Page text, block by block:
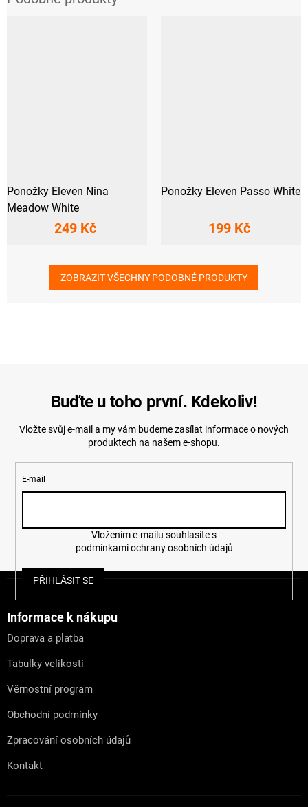
Ponožky Eleven Nina
Meadow White
249 Kč
Ponožky Eleven Passo White
199 Kč
ZOBRAZIT VŠECHNY PODOBNÉ PRODUKTY
Buďte u toho první. Kdekoliv!
Vložte svůj e-mail a my vám budeme zasílat informace o nových
produktech na našem e-shopu.
E-mail
podmínkami ochrany osobních údajů
PŘIHLÁSIT SE
Informace k nákupu
Doprava a platba
Tabulky velikostí
Věrnostní program
Obchodní podmínky
Zpracování osobních údajů
Kontakt